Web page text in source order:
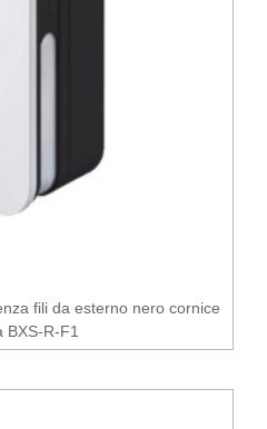
fili da esterno nero cornice
BXS-R-F1